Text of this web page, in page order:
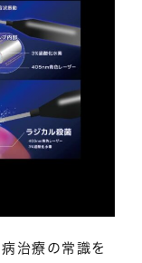
治療の常識を